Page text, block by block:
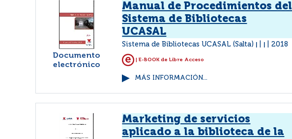
Documento
electrónico
Manual de Procedimientos del
Sistema de Bibliotecas
UCASAL
Sistema de Bibliotecas UCASAL (Salta) 2018
| E-BOOK de Libre Acceso
MÁS INFORMACIÓN...
Marketing de servicios
aplicado a la biblioteca de la